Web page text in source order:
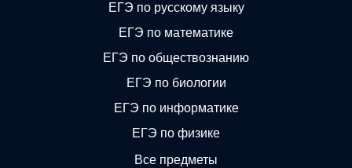
ЕГЭ по русскому языку
ЕГЭ по математике
ЕГЭ по обществознанию
ЕГЭ по биологии
ЕГЭ по информатике
ЕГЭ по физике
Все предметы